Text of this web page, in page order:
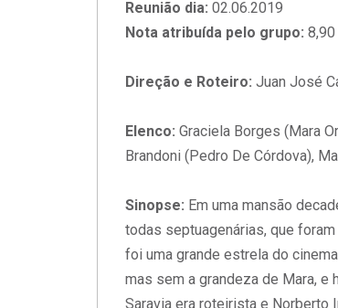
Reunião dia: 02.06.2019
Nota atribuída pelo grupo: 8,90
Direção e Roteiro: Juan José
Elenco: Graciela Borges (Mara
Brandoni (Pedro De Córdova),
Sinopse: Em uma mansão
todas septuagenárias, que
foi uma grande estrela do
mas sem a grandeza de Mara, e
Saravia era roteirista e Norberto